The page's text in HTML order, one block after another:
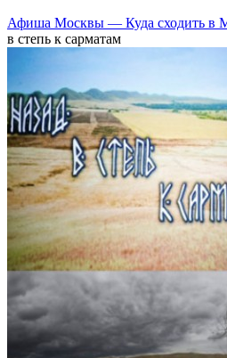
Афиша Москвы — Куда сходить в
в степь к сарматам